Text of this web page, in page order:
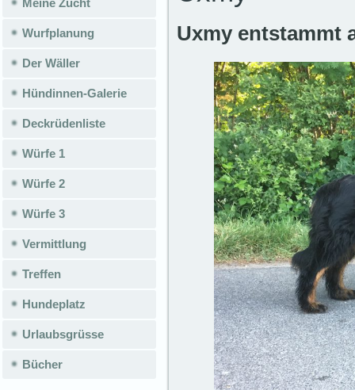
Meine Zucht
Wurfplanung
Der Wäller
Hündinnen-Galerie
Deckrüdenliste
Würfe 1
Würfe 2
Würfe 3
Vermittlung
Treffen
Hundeplatz
Urlaubsgrüsse
Bücher
Uxmy entstammt